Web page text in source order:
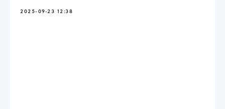
2025-09-23 12:38